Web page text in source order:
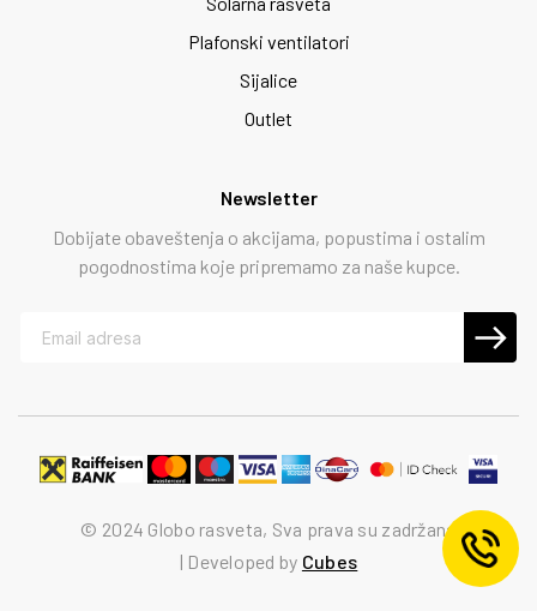
Plafonski ventilatori
Sijalice
Outlet
Newsletter
Dobijate obaveštenja o akcijama, popustima i ostalim
pogodnostima koje pripremamo za naše kupce.
© 2024 Globo rasveta, Sva prava su zadržana
Developed by Cubes